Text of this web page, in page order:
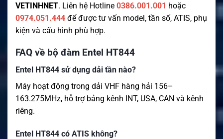
VETINHNET. Liên hệ Hotline 0386.001.001 hoặc
0974.051.444 để được tư vấn model, tần số, ATIS, phụ
kiện và cấu hình phù hợp.
FAQ về bộ đàm Entel HT844
Entel HT844 sử dụng dải tần nào?
Máy hoạt động trong dải VHF hàng hải 156–
163.275MHz, hỗ trợ bảng kênh INT, USA, CAN và kênh
riêng.
Entel HT844 có ATIS không?